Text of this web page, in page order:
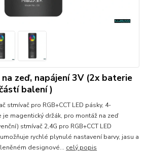
zeď, napájení 3V (2x baterie
balení )
stmívač pro RGB+CCT LED pásky, 4-
magentický držák, pro montáž na zeď
stmívač 2,4G pro RGB+CCT LED
rychlé plynulé nastavení barvy, jasu a
designové... celý popis